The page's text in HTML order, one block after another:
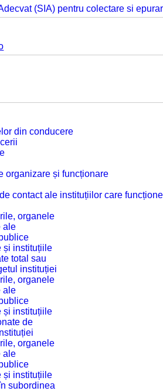
(SIA) pentru colectare si
din conducere
organizare și funcționare
contact ale instituțiilor care
organele
ale
și instituțiile
total sau
instituției
organele
ale
și instituțiile
de
organele
ale
și instituțiile
subordinea